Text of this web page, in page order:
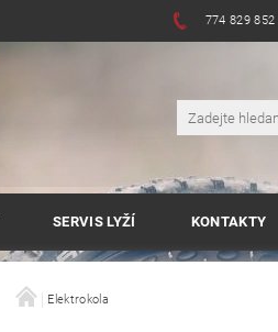
774 829 852
SERVIS LYŽÍ KONTAKTY
Elektrokola